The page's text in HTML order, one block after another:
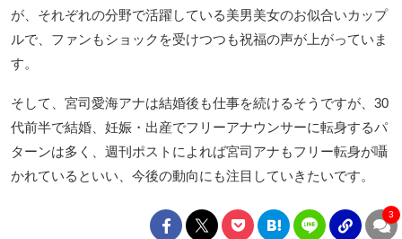
が、それぞれの分野で活躍している美男美女のお似合いカップ
ルで、ファンもショックを受けつつも祝福の声が上がっていま
す。
そして、宮司愛海アナは結婚後も仕事を続けるそうですが、30
代前半で結婚、妊娠・出産でフリーアナウンサーに転身するパ
ターンは多く、週刊ポストによれば宮司アナもフリー転身が囁
かれているといい、今後の動向にも注目していきたいです。
3